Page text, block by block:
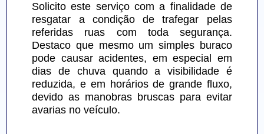
Solicito este serviço com a finalidade de
resgatar a condição de trafegar pelas
referidas ruas com toda segurança.
Destaco que mesmo um simples buraco
pode causar acidentes, em especial em
dias de chuva quando a visibilidade é
reduzida, e em horários de grande fluxo,
devido as manobras bruscas para evitar
avarias no veículo.